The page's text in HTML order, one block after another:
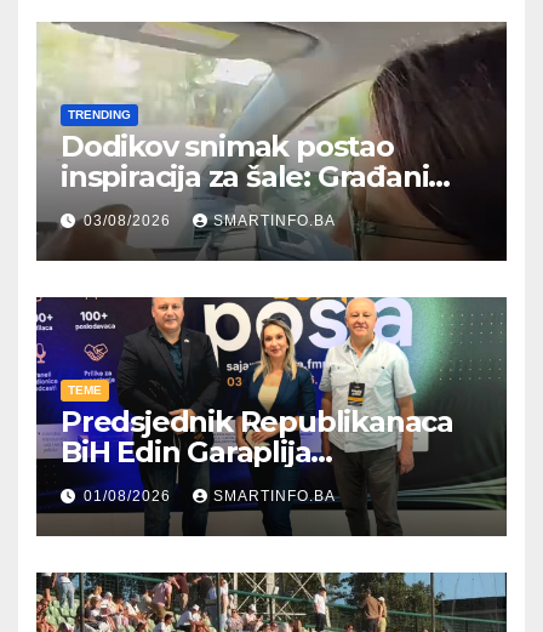
TRENDING
Dodikov snimak postao
inspiracija za šale: Građani
kroz parodiju poslali poruku
03/08/2026 SMARTINFO.BA
TEME
Predsjednik Republikanaca
BiH Edin Garaplija
prisustvovao prezentaciji
Federalnog sajma
zapošljavanja
01/08/2026 SMARTINFO.BA